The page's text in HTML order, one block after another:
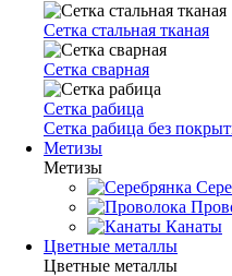
Сетка стальная тканая
Сетка сварная
Сетка рабица
Сетка рабица без
Метизы
Метизы
Канаты
Цветные металлы
Цветные металлы